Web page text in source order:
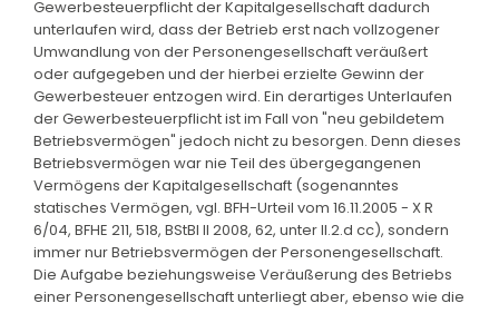
Gewerbesteuerpflicht der Kapitalgesellschaft dadurch
unterlaufen wird, dass der Betrieb erst nach vollzogener
Umwandlung von der Personengesellschaft veräußert
oder aufgegeben und der hierbei erzielte Gewinn der
Gewerbesteuer entzogen wird. Ein derartiges Unterlaufen
der Gewerbesteuerpflicht ist im Fall von "neu gebildetem
Betriebsvermögen" jedoch nicht zu besorgen. Denn dieses
Betriebsvermögen war nie Teil des übergegangenen
Vermögens der Kapitalgesellschaft (sogenanntes
statisches Vermögen, vgl. BFH-Urteil vom 16.11.2005 - X R
6/04, BFHE 211, 518, BStBl II 2008, 62, unter II.2.d cc), sondern
immer nur Betriebsvermögen der Personengesellschaft.
Die Aufgabe beziehungsweise Veräußerung des Betriebs
einer Personengesellschaft unterliegt aber, ebenso wie die